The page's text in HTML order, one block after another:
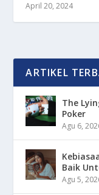
April 20, 2024
ARTIKEL
The
Poker
Agu 6,
Baik
Agu 5,